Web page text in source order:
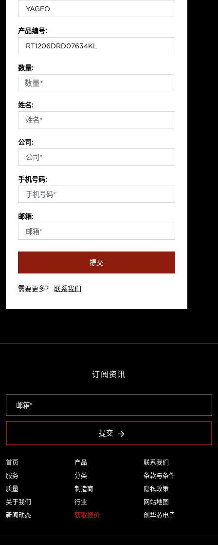
产品编号:
数量:
姓名:
公司:
手机号码:
邮箱:
提交
需要更多？ 联系我们
首页
服务
质量
关于我们
新闻动态
产品
分类
制造商
行业
获取报价
联系我们
条款与条件
隐私政策
网站地图
创华芯电子
订阅资讯
提交